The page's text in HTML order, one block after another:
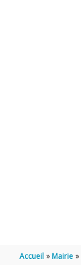
Accueil Mairie